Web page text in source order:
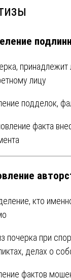
принадлежит
лицу
подделок,
факта
кто
почерка при
делах о
фактов